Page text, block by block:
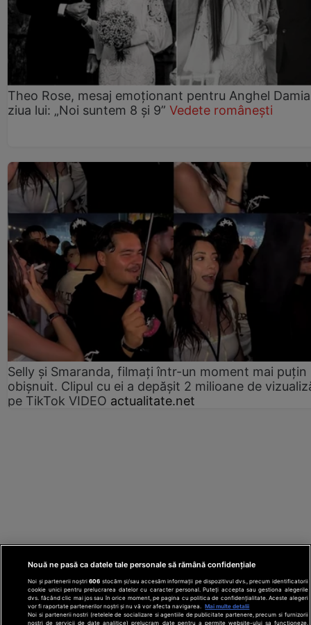
Theo Rose, mesaj emoționant pentru Anghel
ziua lui: „Noi suntem 8 și 9” Vedete românești
Selly și Smaranda, filmați într-un moment mai puțin
obișnuit. Clipul cu ei a depășit 2 milioane de
pe TikTok VIDEO actualitate.net
Nouă ne pasă ca datele tale personale să rămână confidențiale
Noi și partenerii noștri606 stocăm și/sau accesăm informații pe dispozitivul dvs., precum identificatorii
cookie unici pentru prelucrarea datelor cu caracter personal. Puteți accepta sau gestiona alegerile
dvs. făcând clic mai jos sau în orice moment, pe pagina cu politica de confidențialitate. Aceste alegeri
vor fi raportate partenerilor noștri și nu vă vor afecta navigarea.
Mai multe detalii
Noi si partenerii nostri (retelele de socializare si agentiile de publicitate partenere, precum si furnizorii
nostri de servicii de date analitice) prelucram date pentru a permite website-ului sa functioneze,